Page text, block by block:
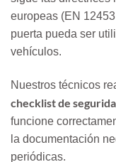
europeas (EN
puerta pueda ser
vehículos.
Nuestros técnicos
checklist de
funcione
la documentación
periódicas.